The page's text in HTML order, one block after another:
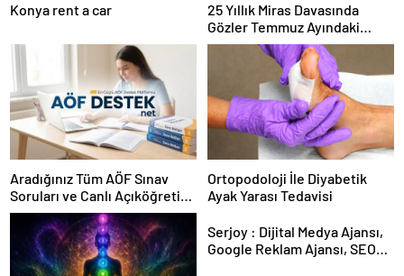
Konya rent a car
25 Yıllık Miras Davasında
Gözler Temmuz Ayındaki
Karar Duruşmasına Çevrildi
Aradığınız Tüm AÖF Sınav
Soruları ve Canlı Açıköğretim
Forumu Burada
Ortopodoloji İle Diyabetik
Ayak Yarası Tedavisi
Serjoy : Dijital Medya Ajansı,
Google Reklam Ajansı, SEO